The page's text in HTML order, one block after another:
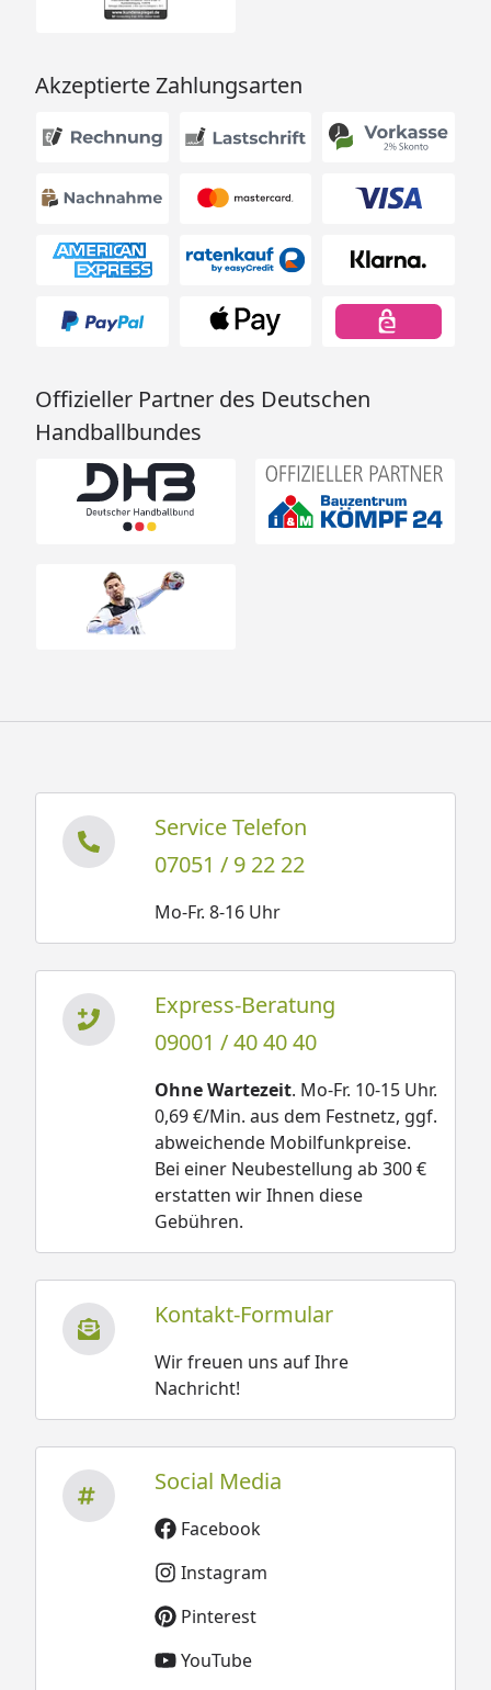
Dachbahnen
Alu-Blenden
Zubehör-Set aus Edelstahl
Sauna-Leuchten-Set
Sternenhimmel
Saunadüfte und Aufgusskonzentrate
Thermo- und Hygrometer, Sanduhren,
Weka Saunahaus Kuopio
Weka Saunahaus Kuopio Technische
Weka Saunahaus Kuopio Fundamentplan
Akzeptierte Zahlungsarten
Offizieller Partner des Deutschen
Handballbundes
Service Telefon
07051 / 9 22 22
Mo-Fr. 8-16 Uhr
Express-Beratung
09001 / 40 40 40
Ohne Wartezeit. Mo-Fr. 10-15 Uhr.
0,69 €/Min. aus dem Festnetz, ggf.
abweichende Mobilfunkpreise.
Bei einer Neubestellung ab 300 €
erstatten wir Ihnen diese
Gebühren.
Kontakt-Formular
Wir freuen uns auf Ihre
Nachricht!
Social Media
Facebook
Instagram
Pinterest
YouTube